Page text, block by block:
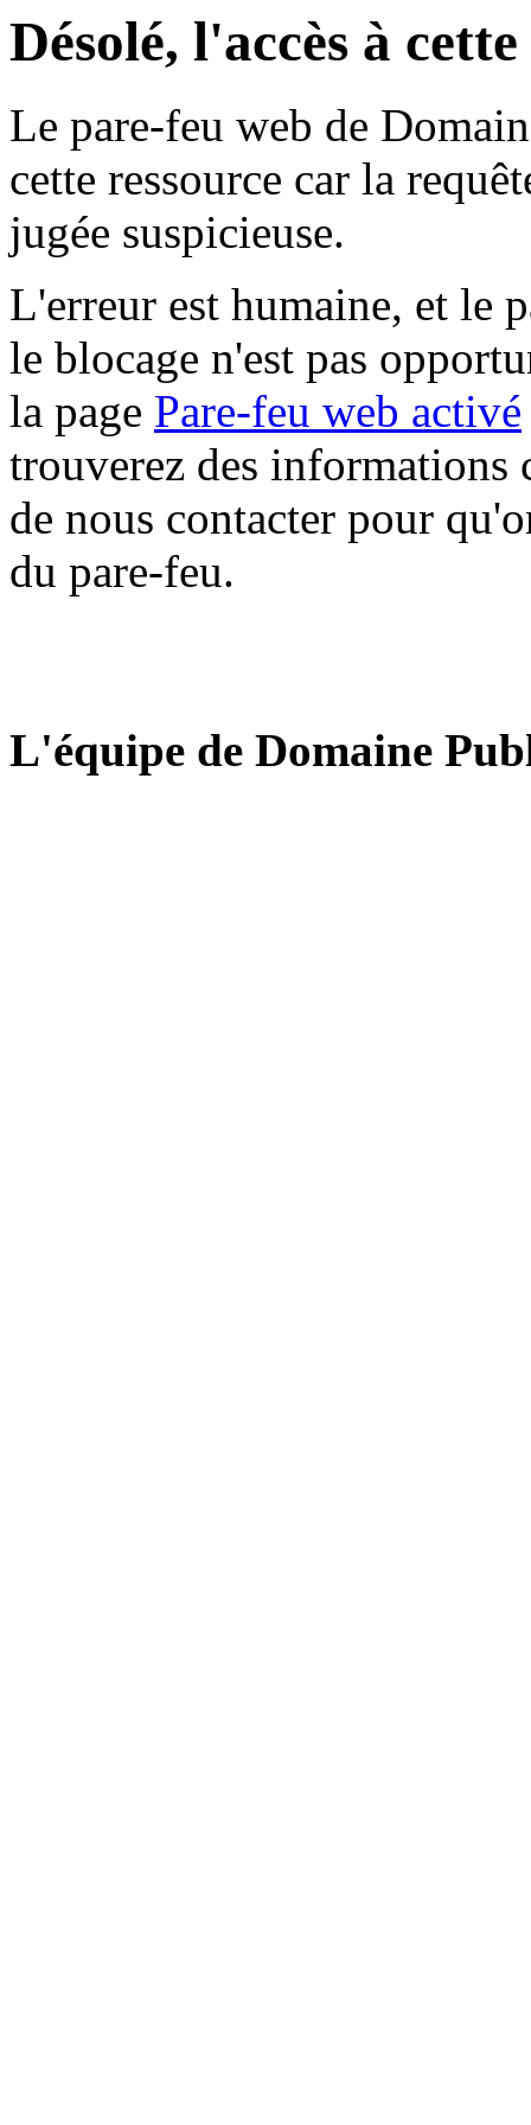
Désolé, l'accès à
Le pare-feu web de
cette ressource car la
jugée suspicieuse.
L'erreur est humaine, et le
le blocage n'est pas
la page Pare-feu web activé
trouverez des informations
de nous contacter pour
du pare-feu.
L'équipe de Domaine